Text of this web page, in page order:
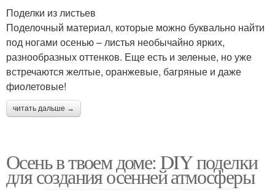
Поделки из листьев
Поделочный материал, которые можно буквально найти
под ногами осенью – листья необычайно ярких,
разнообразных оттенков. Еще есть и зеленые, но уже
встречаются желтые, оранжевые, багряные и даже
фиолетовые!
читать дальше →
Осень в твоем доме: DIY поделки
для создания осенней атмосферы